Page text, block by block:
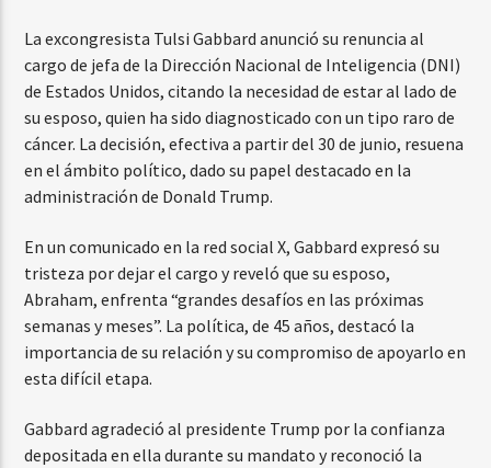
La excongresista Tulsi Gabbard anunció su renuncia al
cargo de jefa de la Dirección Nacional de Inteligencia (DNI)
de Estados Unidos, citando la necesidad de estar al lado de
su esposo, quien ha sido diagnosticado con un tipo raro de
cáncer. La decisión, efectiva a partir del 30 de junio, resuena
en el ámbito político, dado su papel destacado en la
administración de Donald Trump.
En un comunicado en la red social X, Gabbard expresó su
tristeza por dejar el cargo y reveló que su esposo,
Abraham, enfrenta “grandes desafíos en las próximas
semanas y meses”. La política, de 45 años, destacó la
importancia de su relación y su compromiso de apoyarlo en
esta difícil etapa.
Gabbard agradeció al presidente Trump por la confianza
depositada en ella durante su mandato y reconoció la